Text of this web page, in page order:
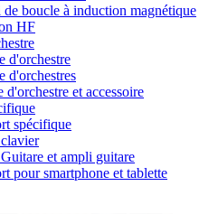
boucle à induction magnétique
HF
d'orchestre
d'orchestres
d'orchestre et accessoire
spécifique
et ampli guitare
pour smartphone et tablette